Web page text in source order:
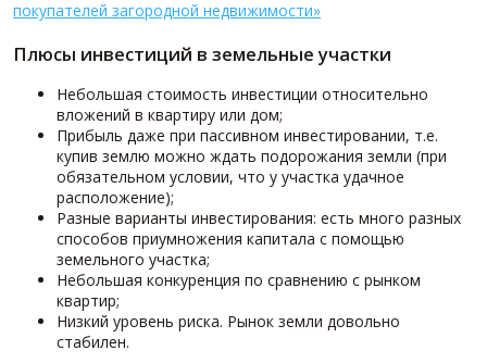
покупателей загородной недвижимости»
Плюсы инвестиций в земельные участки
Небольшая стоимость инвестиции относительно
вложений в квартиру или дом;
Прибыль даже при пассивном инвестировании, т.е.
купив землю можно ждать подорожания земли (при
обязательном условии, что у участка удачное
расположение);
Разные варианты инвестирования: есть много разных
способов приумножения капитала с помощью
земельного участка;
Небольшая конкуренция по сравнению с рынком
квартир;
Низкий уровень риска. Рынок земли довольно
стабилен.